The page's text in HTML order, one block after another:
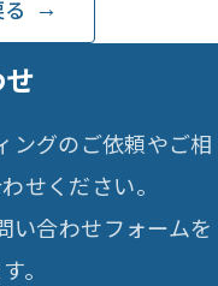
ングのご依頼やご相
せください。
い合わせフォームを
。